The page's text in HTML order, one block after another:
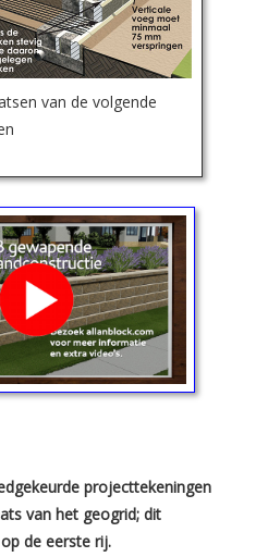
van de volgende
projecttekeningen
van het geogrid; dit
de eerste rij.